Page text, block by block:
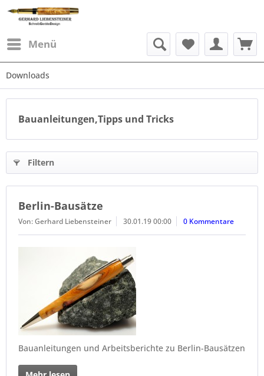
Menü
Downloads
Bauanleitungen,Tipps und Tricks
Filtern
Berlin-Bausätze
Von: Gerhard Liebensteiner 30.01.19 00:00 0 Kommentare
Bauanleitungen und Arbeitsberichte zu Berlin-Bausätzen